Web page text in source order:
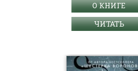
О КНИГЕ
ЧИТАТЬ